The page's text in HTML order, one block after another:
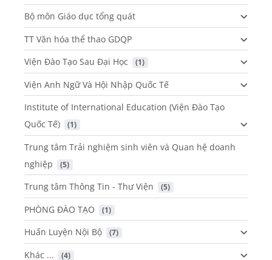
Bộ môn Giáo dục tổng quát
TT Văn hóa thể thao GDQP
Viện Đào Tạo Sau Đại Học
(1)
Viện Anh Ngữ Và Hội Nhập Quốc Tế
Institute of International Education (Viện Đào Tạo
Quốc Tế)
(1)
Trung tâm Trải nghiệm sinh viên và Quan hệ doanh
nghiệp
(5)
Trung tâm Thông Tin - Thư Viện (5)
PHÒNG ĐÀO TẠO (1)
Huấn Luyện Nội Bộ (7)
Khác ... (4)